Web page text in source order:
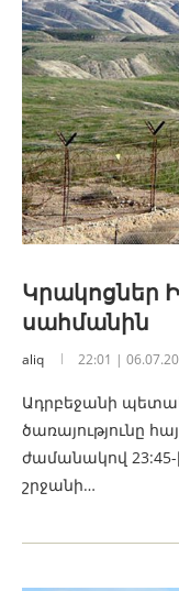
Կրակոցներ
սահմանին
aliq 22:01 |
Ադրբեջանի
ծառայությունը
ժամանակով
շրջանի…